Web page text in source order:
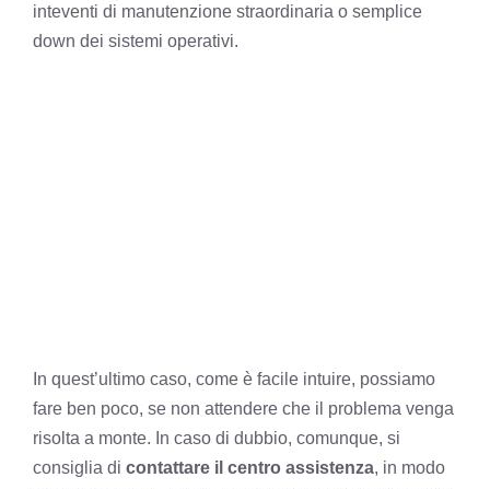
inteventi di manutenzione straordinaria o semplice
down dei sistemi operativi.
In quest’ultimo caso, come è facile intuire, possiamo
fare ben poco, se non attendere che il problema venga
risolta a monte. In caso di dubbio, comunque, si
consiglia di contattare il centro assistenza, in modo